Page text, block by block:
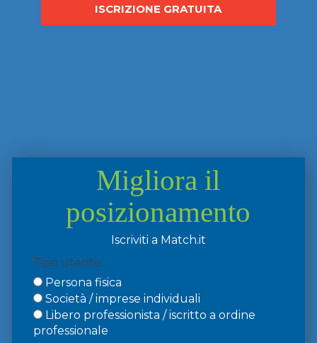
ISCRIZIONE GRATUITA
Migliora il
posizionamento
Iscriviti a Match.it
Tipo utente
Persona fisica
Società / imprese individuali
Libero professionista / iscritto a ordine
professionale